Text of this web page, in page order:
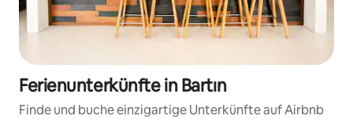
Ferienunterkünfte in Bartın
Finde und buche einzigartige Unterkünfte auf Airbnb